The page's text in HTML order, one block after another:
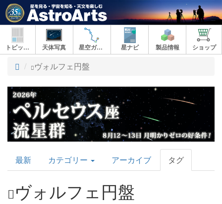
トピックス 天体写真 星空ガイド 星ナビ 製品情報 ショップ
ト
プ
ヴォルフェ円盤
AstroArts
Topics
最新 カテゴリー アーカイブ タグ
ヴォルフェ円盤